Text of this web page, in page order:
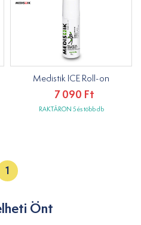
Medistik ICE Roll-on
7 090 Ft
RAKTÁRON 5 és több db
1
Önt